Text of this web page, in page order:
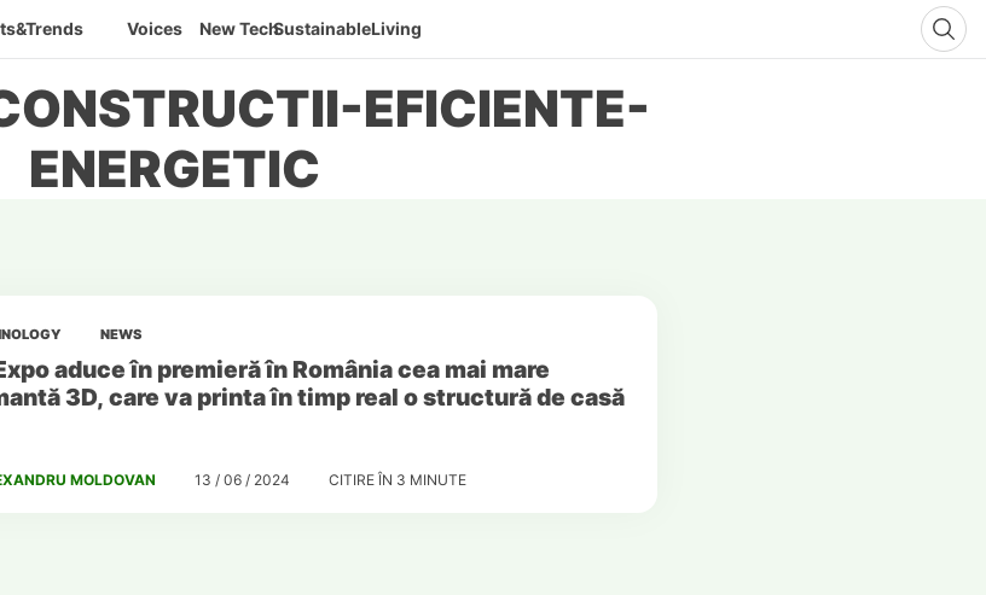
Voices New TechSustainableLiving
EFICIENTE-
ENERGETIC
NEWS
aduce în premieră în România cea mai mare
3D, care va printa în timp real o structură de casă
MOLDOVAN 13 / 06 / 2024 CITIRE ÎN 3 MINUTE